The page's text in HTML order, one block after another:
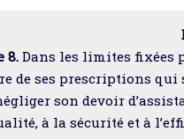
8.Dans les limites fixées
de ses prescriptions
son devoir
à la sécurité et à